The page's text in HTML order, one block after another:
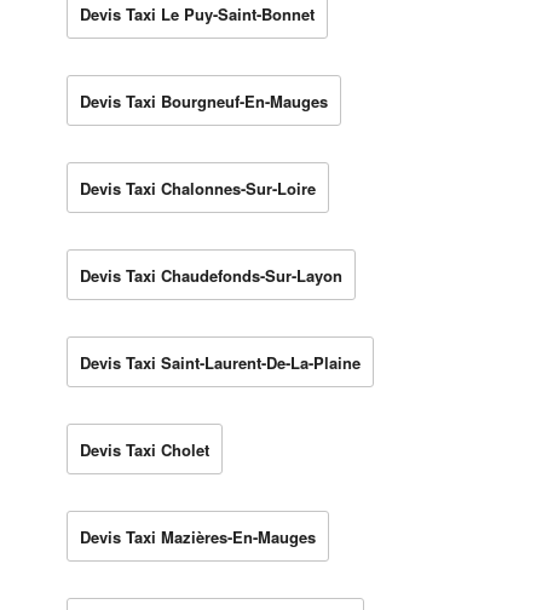
Devis Taxi Le Puy-Saint-Bonnet
Devis Taxi Bourgneuf-En-Mauges
Devis Taxi Chalonnes-Sur-Loire
Devis Taxi Chaudefonds-Sur-Layon
Devis Taxi Saint-Laurent-De-La-Plaine
Devis Taxi Cholet
Devis Taxi Mazières-En-Mauges